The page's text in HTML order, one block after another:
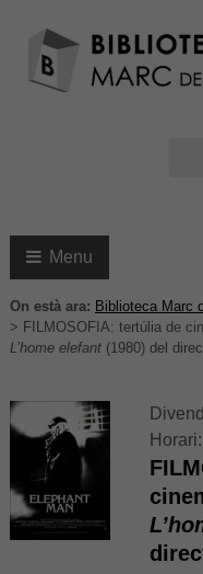
Menu
On està ara: Biblioteca Marc
> FILMOSOFIA: tertúlia de
L’home elefant(1980) del